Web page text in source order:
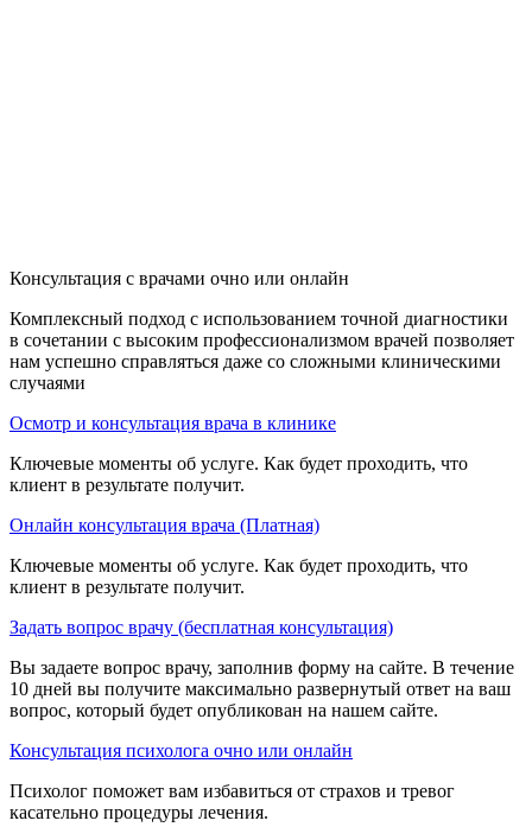
Консультация с врачами очно или онлайн
Комплексный подход с использованием точной диагностики
в сочетании с высоким профессионализмом врачей позволяет
нам успешно справляться даже со сложными клиническими
случаями
Осмотр и консультация врача в клинике
Ключевые моменты об услуге. Как будет проходить, что
клиент в результате получит.
Онлайн консультация врача (Платная)
Ключевые моменты об услуге. Как будет проходить, что
клиент в результате получит.
Задать вопрос врачу (бесплатная консультация)
Вы задаете вопрос врачу, заполнив форму на сайте. В течение
10 дней вы получите максимально развернутый ответ на ваш
вопрос, который будет опубликован на нашем сайте.
Консультация психолога очно или онлайн
Психолог поможет вам избавиться от страхов и тревог
касательно процедуры лечения.